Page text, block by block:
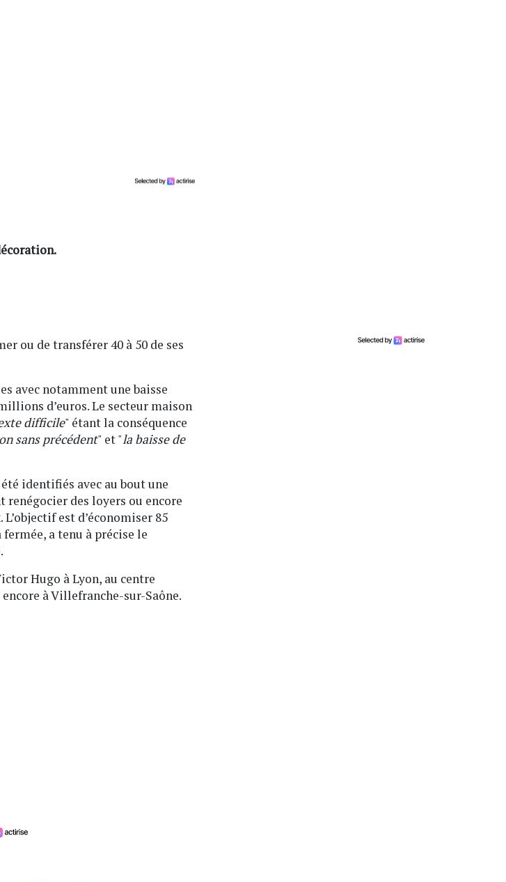
ou de transférer 40 à 50 de ses
avec notamment une baisse
d’euros. Le secteur maison
difficile" étant la conséquence
sans précédent" et "la baisse de
identifiés avec au bout une
des loyers ou encore
est d’économiser 85
a tenu à précise le
Hugo à Lyon, au centre
à Villefranche-sur-Saône.